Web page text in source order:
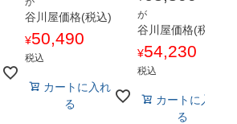
谷川屋価格(税込)
¥50,490
税込
カートに入れ
る
が
谷川屋価格(税込)
¥54,230
税込
カートに入れ
る